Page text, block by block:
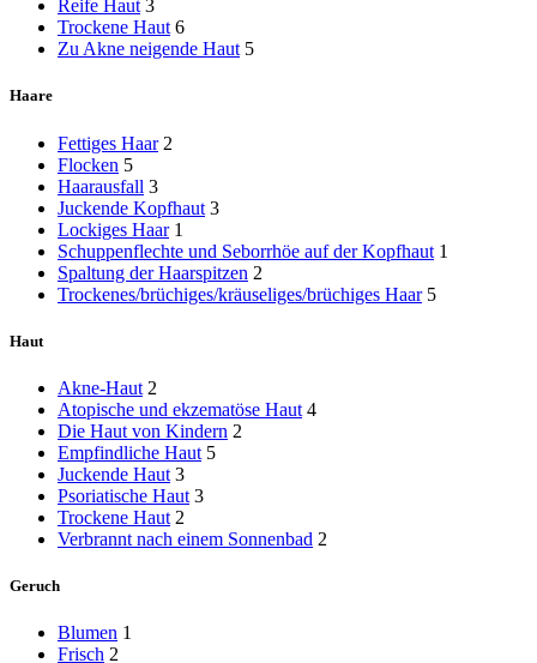
Reife Haut 3
Trockene Haut 6
Zu Akne neigende Haut 5
Haare
Fettiges Haar 2
Flocken 5
Haarausfall 3
Juckende Kopfhaut 3
Lockiges Haar 1
Schuppenflechte und Seborrhöe auf der Kopfhaut 1
Spaltung der Haarspitzen 2
Trockenes/brüchiges/kräuseliges/brüchiges Haar 5
Haut
Akne-Haut 2
Atopische und ekzematöse Haut 4
Die Haut von Kindern 2
Empfindliche Haut 5
Juckende Haut 3
Psoriatische Haut 3
Trockene Haut 2
Verbrannt nach einem Sonnenbad 2
Geruch
Blumen 1
Frisch 2